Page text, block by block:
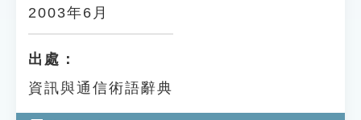
2003年6月
出處：
資訊與通信術語辭典